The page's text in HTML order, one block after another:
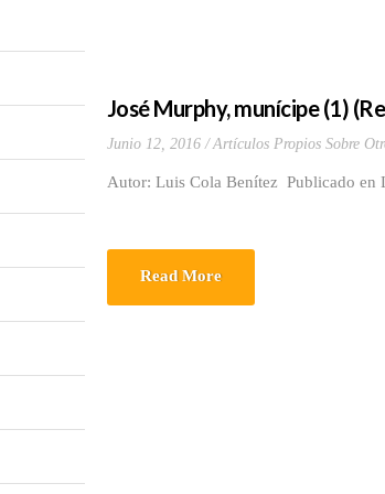
José Murphy, munícipe (1)
Junio 12, 2016 Artículos Propios Sobre
Autor: Luis Cola Benítez Publicado en
Read More